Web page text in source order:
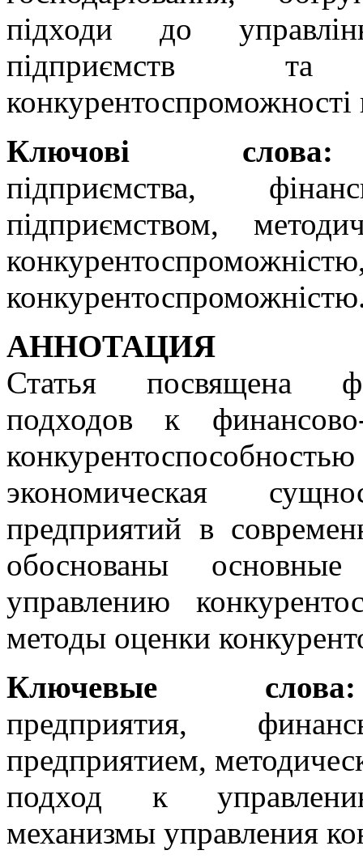
підходи до
підприємств
конкурентоспроможності
Ключові слова:
підприємства,
підприємством,
АННОТАЦИЯ
Статья посвящена
подходов к
экономическая
предприятий в
обоснованы
управлению
методы оценки
Ключевые слова:
предприятия,
предприятием,
подход к
механизмы управления